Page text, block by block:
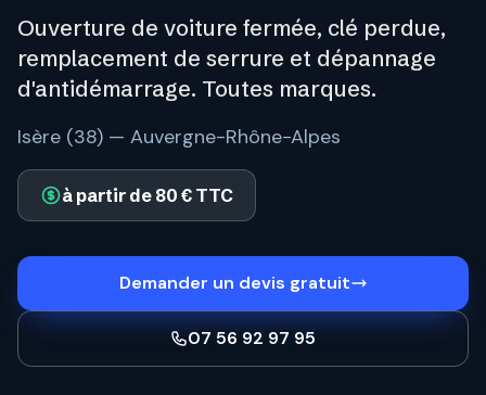
Ouverture de voiture fermée, clé perdue,
remplacement de serrure et dépannage
d'antidémarrage. Toutes marques.
Isère (38) — Auvergne-Rhône-Alpes
à partir de 80 € TTC
Demander un devis gratuit
07 56 92 97 95